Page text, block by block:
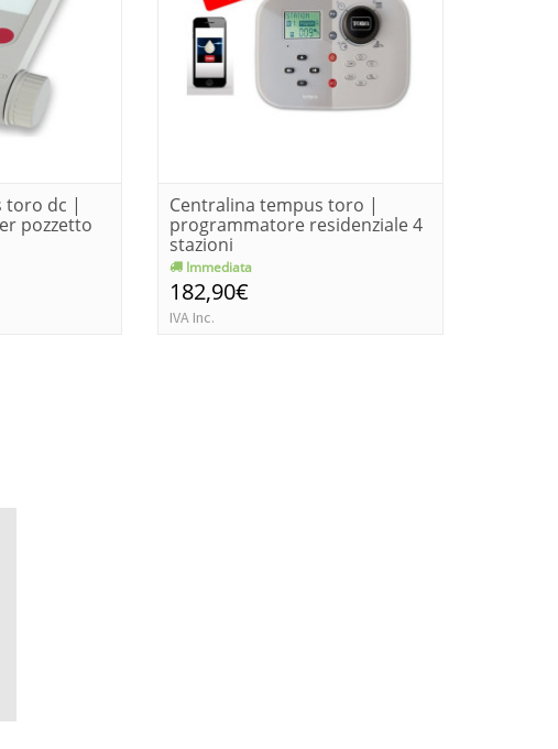
toro dc |
pozzetto
Centralina tempus toro |
programmatore residenziale 4
stazioni
Immediata
182,90€
IVA Inc.